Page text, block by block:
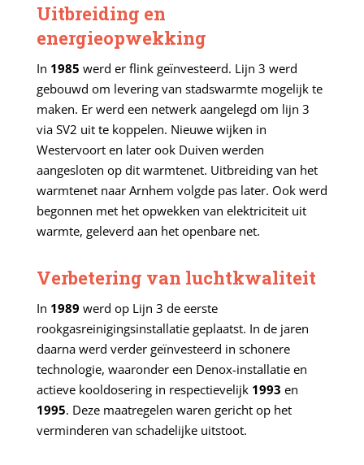
Uitbreiding en
energieopwekking
In 1985 werd er flink geïnvesteerd. Lijn 3 werd
gebouwd om levering van stadswarmte mogelijk te
maken. Er werd een netwerk aangelegd om lijn 3
via SV2 uit te koppelen. Nieuwe wijken in
Westervoort en later ook Duiven werden
aangesloten op dit warmtenet. Uitbreiding van het
warmtenet naar Arnhem volgde pas later. Ook werd
begonnen met het opwekken van elektriciteit uit
warmte, geleverd aan het openbare net.
Verbetering van luchtkwaliteit
In 1989 werd op Lijn 3 de eerste
rookgasreinigingsinstallatie geplaatst. In de jaren
daarna werd verder geïnvesteerd in schonere
technologie, waaronder een Denox-installatie en
actieve kooldosering in respectievelijk 1993 en
1995. Deze maatregelen waren gericht op het
verminderen van schadelijke uitstoot.